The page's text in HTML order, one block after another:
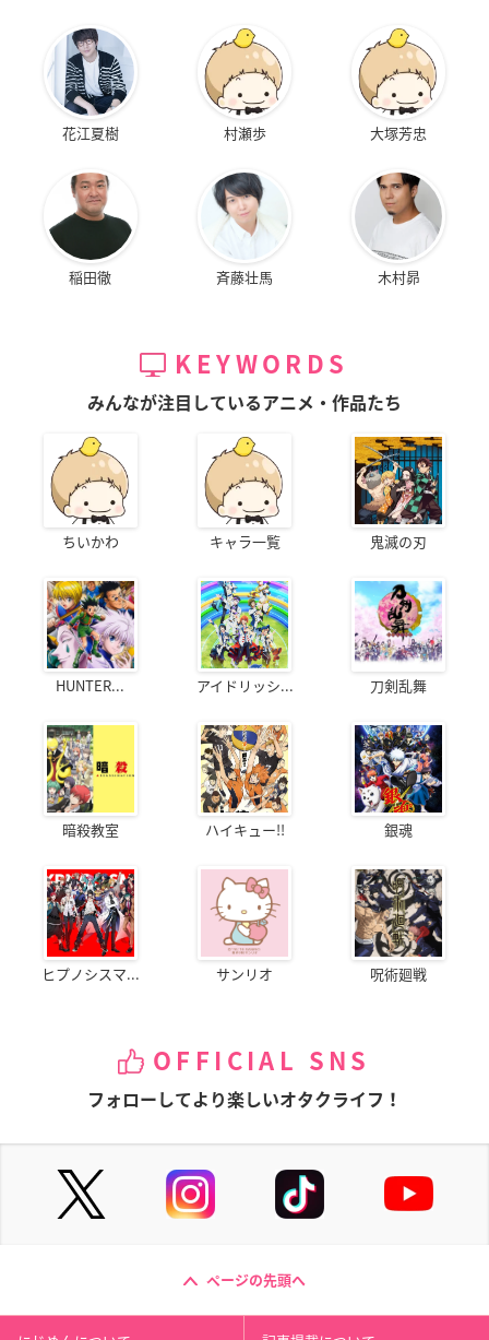
花江夏樹 村瀬歩 大塚芳忠
稲田徹 斉藤壮馬 木村昴
KEYWORDS
みんなが注目しているアニメ・作品たち
ちいかわ キャラ一覧 鬼滅の刃
HUNTER... アイドリッシ... 刀剣乱舞
暗殺教室 ハイキュー!! 銀魂
ヒプノシスマ... サンリオ 呪術廻戦
OFFICIAL SNS
フォローしてより楽しいオタクライフ！
ページの先頭へ